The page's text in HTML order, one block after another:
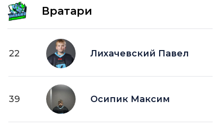
игрока на площадке
-2 —
игроков на площад
шайба забитая в большинстве на одного
игрока на площадке
+2 — шайба забитая в большинстве на двух
шайба забитая в пустые ворота
Вратари
22 Лихачевский Павел
39 Осипик Максим